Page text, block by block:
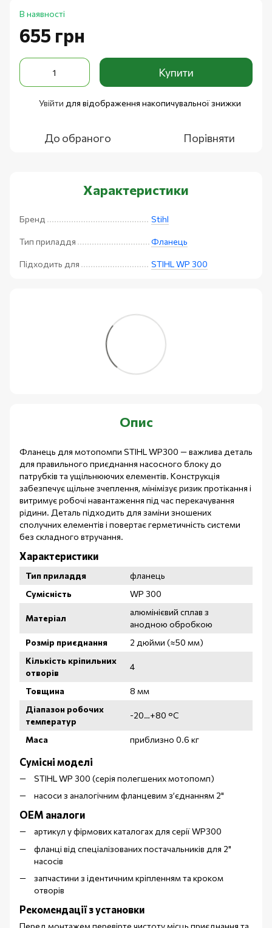
В наявності
655 грн
Купити
Увійти для відображення накопичувальної знижки
До обраного Порівняти
Характеристики
Бренд Stihl
Тип приладдя Фланець
Підходить для STIHL WP 300
Опис
Фланець для мотопомпи STIHL WP300 — важлива деталь
для правильного приєднання насосного блоку до
патрубків та ущільнюючих елементів. Конструкція
забезпечує щільне зчеплення, мінімізує ризик протікання і
витримує робочі навантаження під час перекачування
рідини. Деталь підходить для заміни зношених
сполучних елементів і повертає герметичність системи
без складного втручання.
Характеристики
Тип приладдя
фланець
Сумісність
WP 300
Матеріал
алюмінієвий сплав з
анодною обробкою
Розмір приєднання
2 дюйми (≈50 мм)
Кількість кріпильних
отворів
4
Товщина
8 мм
Діапазон робочих
температур
-20…+80 °C
Маса приблизно 0.6 кг
Сумісні моделі
STIHL WP 300 (серія полегшених мотопомп)
насоси з аналогічним фланцевим з’єднанням 2"
OEM аналоги
артикул у фірмових каталогах для серії WP300
фланці від спеціалізованих постачальників для 2"
насосів
запчастини з ідентичним кріпленням та кроком
отворів
Рекомендації з установки
Перед монтажем перевірте чистоту місць приєднання та